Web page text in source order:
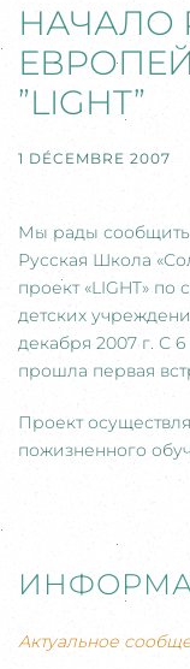
НАЧАЛО
”LIGHT”
1 DÉCEMBRE 2007
Мы рады сообщить
Русская Школа
проект «LIGHT»
детских
декабря 2007 г. С
прошла первая
Проект
пожизненного
Актуальное